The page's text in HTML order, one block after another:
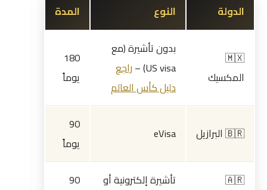
الدولة النوع المدة
🇲🇽
المكسيك
بدون تأشيرة (مع
US visa) –
راجع
دليل كأس العالم
180
يوماً
🇧🇷 البرازيل eVisa
90
يوماً
🇦🇷
تأشيرة إلكترونية أو
90